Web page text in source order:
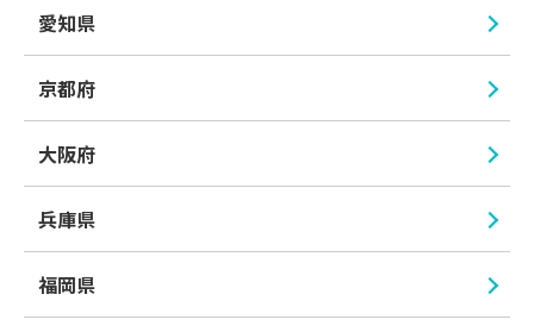
愛知県
京都府
大阪府
兵庫県
福岡県